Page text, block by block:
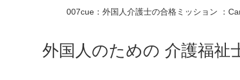
007cue：外国人介護士の合格ミッション ：
外国人のための 介護福祉